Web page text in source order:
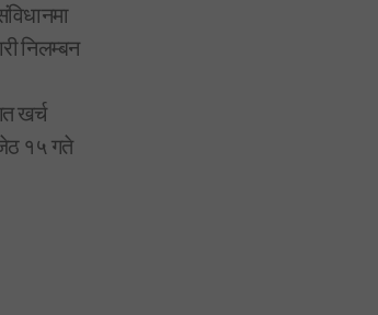
निलम्बन
खर्च
१५ गते